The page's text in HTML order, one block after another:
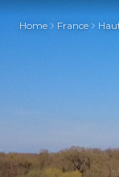
Home France